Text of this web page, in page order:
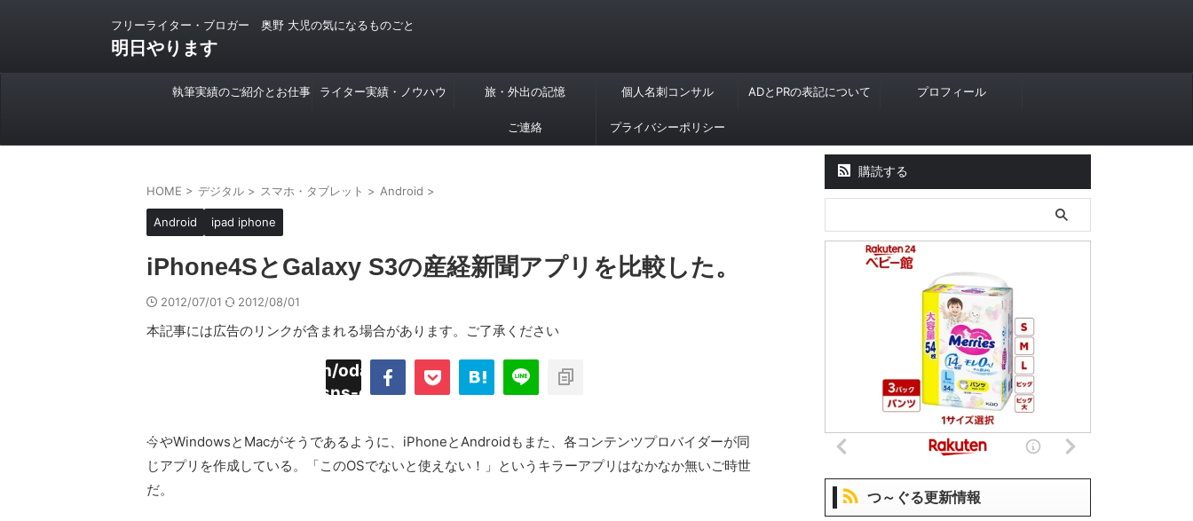
フリーライター・ブロガー 奥野 大児の気になるものごと
明日やります
執筆実績のご紹介とお仕事 ライター実績・ノウハウ 旅・外出の記憶 個人名刺コンサル ADとPRの表記について プロフィール
ご連絡 プライバシーポリシー
HOME > デジタル > スマホ・タブレット > Android >
Android ipad iphone
iPhone4SとGalaxy S3の産経新聞アプリを比較した。
2012/07/01 2012/08/01
本記事には広告のリンクが含まれる場合があります。ご了承ください
"Twitter"
/home/daimyoojin/odaiji.com/public_html/blog/wp-
content/plugins/sns-count-cache/sns-count-
今やWindowsとMacがそうであるように、iPhoneとAndroidもまた、各コンテンツプロバイダーが同
じアプリを作成している。「このOSでないと使えない！」というキラーアプリはなかなか無いご時世
だ。
購読する
つ～ぐる更新情報